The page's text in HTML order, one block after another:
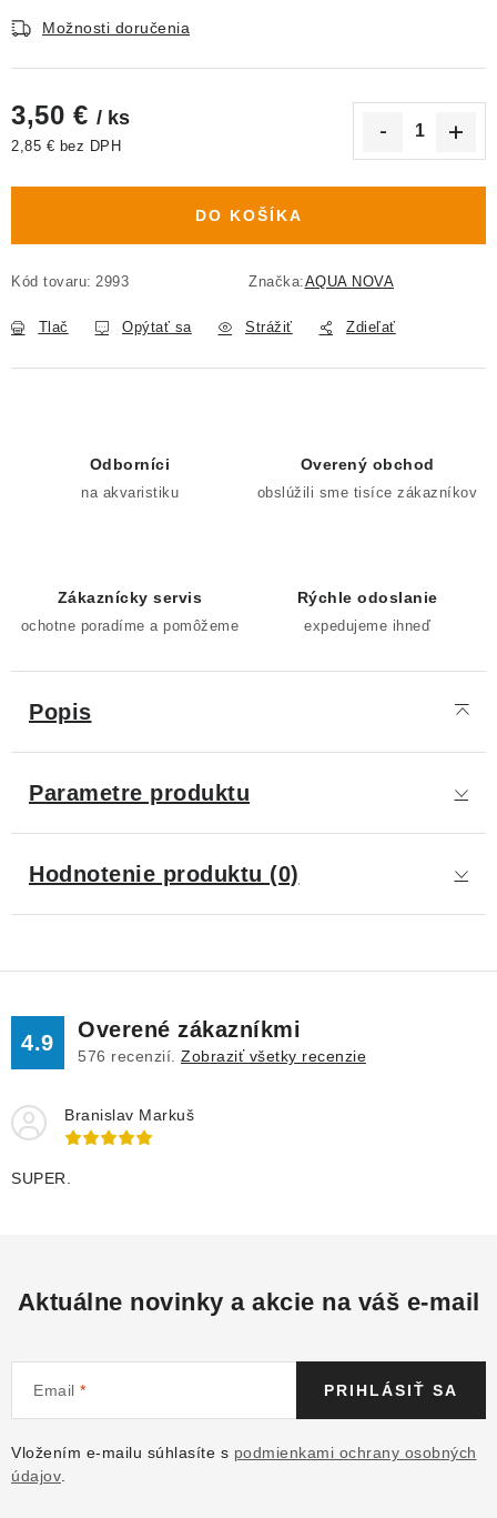
Možnosti doručenia
3,50 € / ks
2,85 € bez DPH
DO KOŠÍKA
Kód tovaru: 2993 Značka:AQUA NOVA
Tlač Opýtať sa Strážiť Zdieľať
Odborníci
na akvaristiku
Overený obchod
obslúžili sme tisíce zákazníkov
Zákaznícky servis
ochotne poradíme a pomôžeme
Rýchle odoslanie
expedujeme ihneď
Popis
Parametre produktu
Hodnotenie produktu (0)
4.9
Overené zákazníkmi
576 recenzií. Zobraziť všetky recenzie
Branislav Markuš
SUPER.
Aktuálne novinky a akcie na váš e-mail
Email
Vložením e-mailu súhlasíte s podmienkami ochrany osobných
údajov
PRIHLÁSIŤ SA